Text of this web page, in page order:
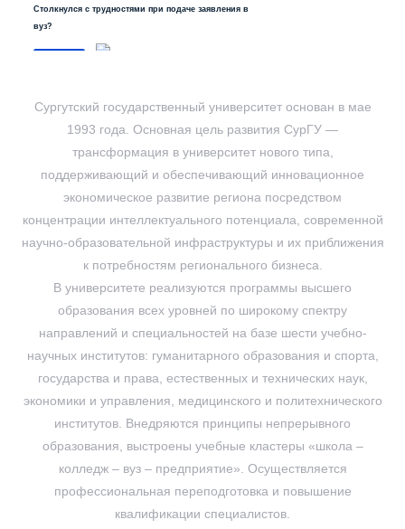
Столкнулся с трудностями при подаче заявления в
вуз?
Сургутский государственный университет основан в мае
1993 года. Основная цель развития СурГУ —
трансформация в университет нового типа,
поддерживающий и обеспечивающий инновационное
экономическое развитие региона посредством
концентрации интеллектуального потенциала, современной
научно-образовательной инфраструктуры и их приближения
к потребностям регионального бизнеса.
В университете реализуются программы высшего
образования всех уровней по широкому спектру
направлений и специальностей на базе шести учебно-
научных институтов: гуманитарного образования и спорта,
государства и права, естественных и технических наук,
экономики и управления, медицинского и политехнического
институтов. Внедряются принципы непрерывного
образования, выстроены учебные кластеры «школа –
колледж – вуз – предприятие». Осуществляется
профессиональная переподготовка и повышение
квалификации специалистов.